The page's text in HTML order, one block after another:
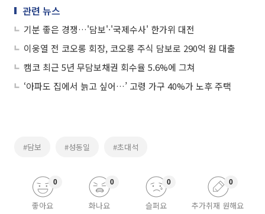
관련 뉴스
기분 좋은 경쟁…'담보'·'국제수사' 한가위 대전
이웅열 전 코오롱 회장, 코오롱 주식 담보로 290억 원 대출
캠코 최근 5년 무담보채권 회수율 5.6%에 그쳐
‘아파도 집에서 늙고 싶어…’ 고령 가구 40%가 노후 주택
#담보 #성동일 #초대석
좋아요
0
화나요
0
슬퍼요
0
추가취재 원해요
0